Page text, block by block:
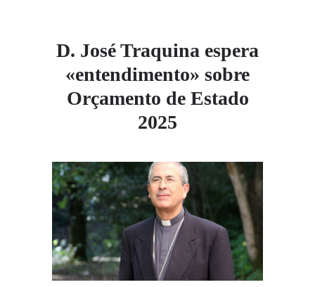
D. José Traquina espera
«entendimento» sobre
Orçamento de Estado
2025